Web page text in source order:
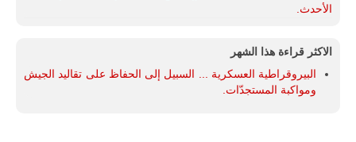
الأحدث.
الاكثر قراءة هذا الشهر
البيروقراطية العسكرية ... السبيل إلى الحفاظ على تقاليد الجيش
ومواكبة المستجدّات.